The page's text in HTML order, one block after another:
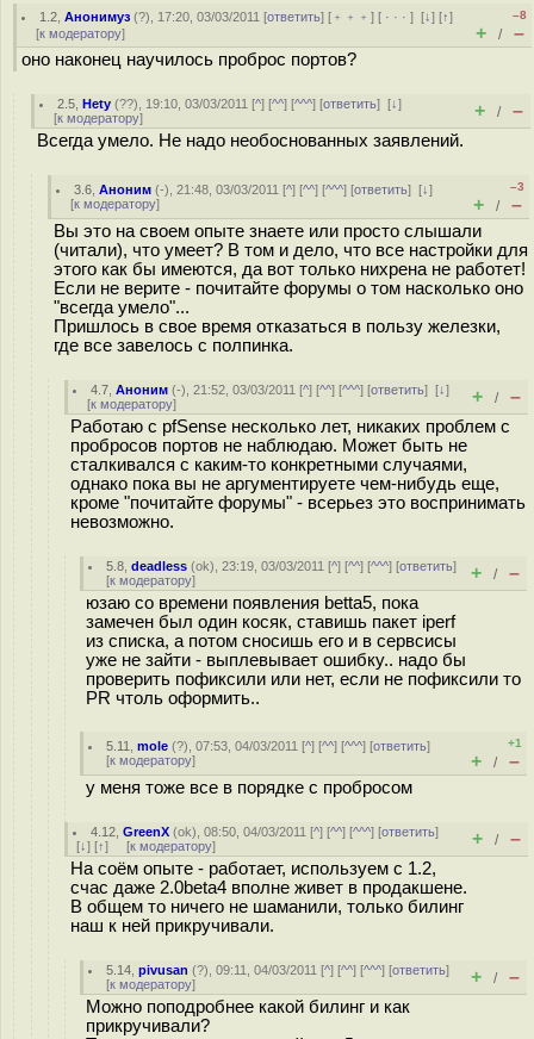
1.2 ,Анонимуз (?), 17:20, 03/03/2011 [ответить] [ ﹢﹢﹢] [ · · ·][↓] [↑]
[к модератору]
–8
+ / –
оно наконец научилось проброс портов?
2.5 ,Hety (??), 19:10, 03/03/2011 [^] [^^] [^^^] [ответить][↓]
[к модератору] + / –
Всегда умело. Не надо необоснованных заявлений.
3.6 ,Аноним (-), 21:48, 03/03/2011 [^] [^^] [^^^] [ответить][↓]
[к модератору]
–3
+ / –
Вы это на своем опыте знаете или просто слышали
(читали), что умеет? В том и дело, что все настройки для
этого как бы имеются, да вот только нихрена не работет!
Если не верите - почитайте форумы о том насколько оно
"всегда умело"...
Пришлось в свое время отказаться в пользу железки,
где все завелось с полпинка.
4.7 ,Аноним (-), 21:52, 03/03/2011 [^] [^^] [^^^] [ответить][↓]
[к модератору] + / –
Работаю с pfSense несколько лет, никаких проблем с
пробросов портов не наблюдаю. Может быть не
сталкивался с каким-то конкретными случаями,
однако пока вы не аргументируете чем-нибудь еще,
кроме "почитайте форумы" - всерьез это воспринимать
невозможно.
5.8 ,deadless (ok), 23:19, 03/03/2011 [^] [^^] [^^^] [ответить]
[к модератору] + / –
юзаю со времени появления betta5, пока
замечен был один косяк, ставишь пакет iperf
из списка, а потом сносишь его и в сервсисы
уже не зайти - выплевывает ошибку.. надо бы
проверить пофиксили или нет, если не пофиксили то
PR чтоль оформить..
5.11 ,mole (?), 07:53, 04/03/2011 [^] [^^] [^^^] [ответить]
[к модератору]
+1
+ / –
у меня тоже все в порядке с пробросом
4.12 ,GreenX (ok), 08:50, 04/03/2011 [^] [^^] [^^^] [ответить]
[↓] [↑] [к модератору] + / –
На соём опыте - работает, используем с 1.2,
счас даже 2.0beta4 вполне живет в продакшене.
В общем то ничего не шаманили, только билинг
наш к ней прикручивали.
5.14 ,pivusan (?), 09:11, 04/03/2011 [^] [^^] [^^^] [ответить]
[к модератору] + / –
Можно поподробнее какой билинг и как
прикручивали?